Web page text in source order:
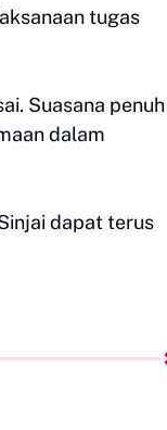
tugas
Suasana penuh
dalam
dapat terus